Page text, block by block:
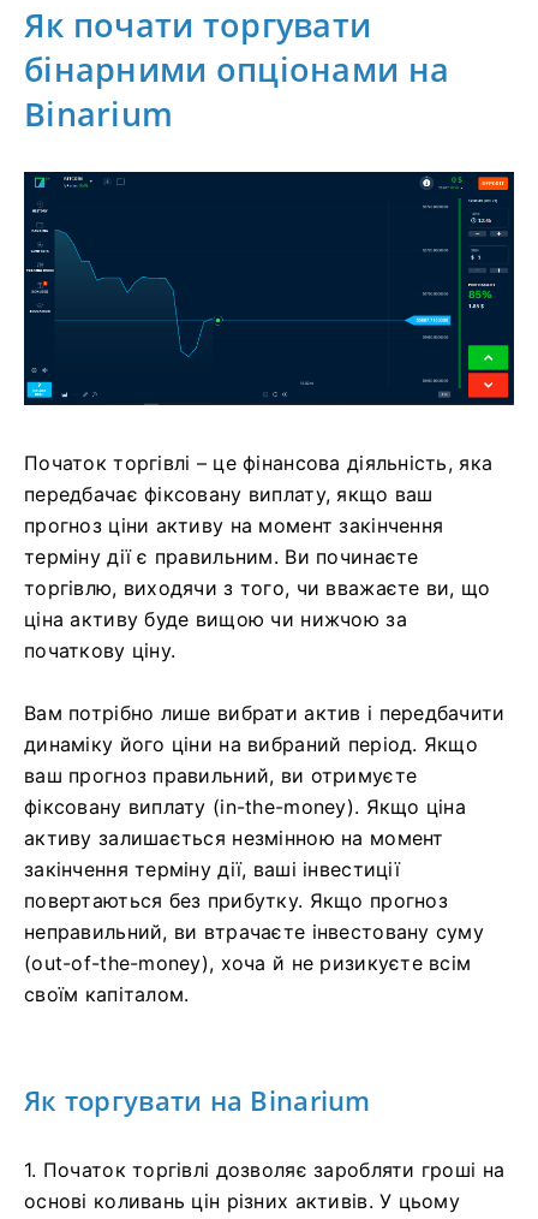
Як почати торгувати
бінарними опціонами на
Binarium
Початок торгівлі – це фінансова діяльність, яка
передбачає фіксовану виплату, якщо ваш
прогноз ціни активу на момент закінчення
терміну дії є правильним. Ви починаєте
торгівлю, виходячи з того, чи вважаєте ви, що
ціна активу буде вищою чи нижчою за
початкову ціну.
Вам потрібно лише вибрати актив і передбачити
динаміку його ціни на вибраний період. Якщо
ваш прогноз правильний, ви отримуєте
фіксовану виплату (in-the-money). Якщо ціна
активу залишається незмінною на момент
закінчення терміну дії, ваші інвестиції
повертаються без прибутку. Якщо прогноз
неправильний, ви втрачаєте інвестовану суму
(out-of-the-money), хоча й не ризикуєте всім
своїм капіталом.
Як торгувати на Binarium
1. Початок торгівлі дозволяє заробляти гроші на
основі коливань цін різних активів. У цьому